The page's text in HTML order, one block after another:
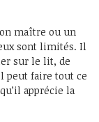
maître ou un
sont limités. Il
sur le lit, de
peut faire tout ce
apprécie la